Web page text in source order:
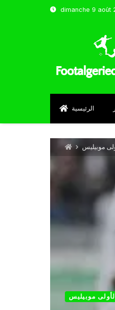
dimanche 9 août
طموحاته مع المنتخب و شباب قسنطينة
الرئيسية
موبيليس
موبيليس